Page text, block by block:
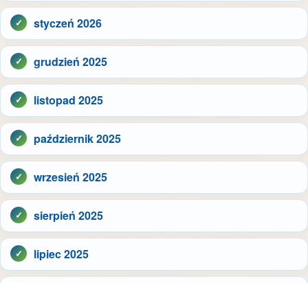
styczeń 2026
grudzień 2025
listopad 2025
październik 2025
wrzesień 2025
sierpień 2025
lipiec 2025